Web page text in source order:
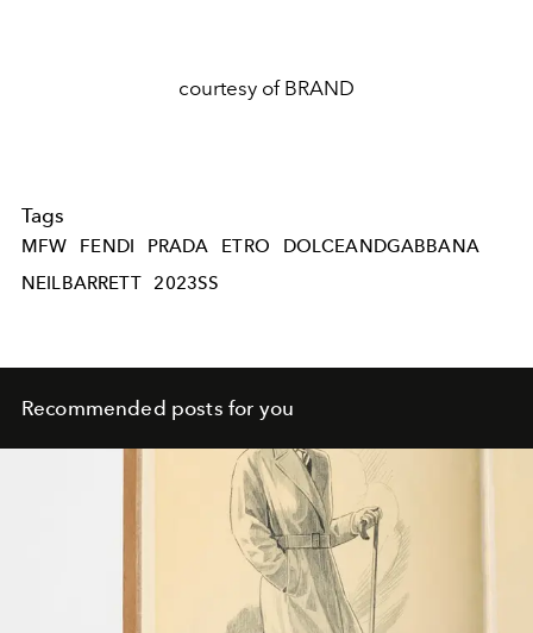
courtesy of BRAND
Tags
MFW FENDI PRADA ETRO
DOLCEANDGABBANA
NEILBARRETT 2023SS
Recommended posts for you